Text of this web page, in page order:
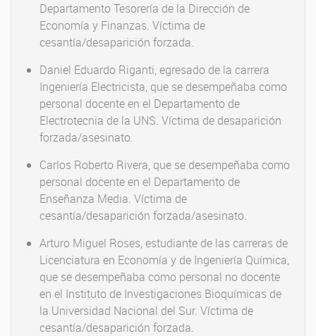
Departamento Tesorería de la Dirección de
Economía y Finanzas. Víctima de
cesantía/desaparición forzada.
Daniel Eduardo Riganti, egresado de la carrera
Ingeniería Electricista, que se desempeñaba como
personal docente en el Departamento de
Electrotecnia de la UNS. Víctima de desaparición
forzada/asesinato.
Carlos Roberto Rivera, que se desempeñaba como
personal docente en el Departamento de
Enseñanza Media. Víctima de
cesantía/desaparición forzada/asesinato.
Arturo Miguel Roses, estudiante de las carreras de
Licenciatura en Economía y de Ingeniería Química,
que se desempeñaba como personal no docente
en el Instituto de Investigaciones Bioquímicas de
la Universidad Nacional del Sur. Víctima de
cesantía/desaparición forzada.